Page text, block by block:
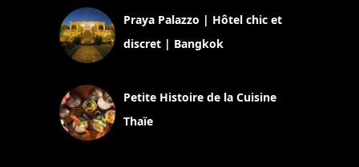
Praya Palazzo | Hôtel chic et
discret | Bangkok
Petite Histoire de la Cuisine
Thaïe